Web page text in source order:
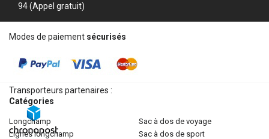
94 (Appel gratuit)
Modes de paiement sécurisés
Transporteurs partenaires :
Catégories
longchamp
lignes longchamp
sac à dos de voyage
sac à dos de sport